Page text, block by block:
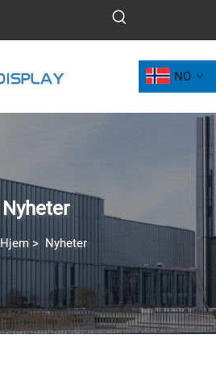
NO
Nyheter
Hjem> Nyheter